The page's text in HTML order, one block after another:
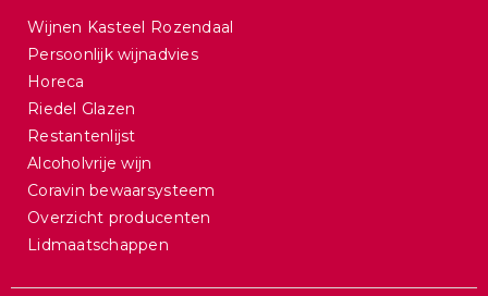
Wijnen Kasteel Rozendaal
Persoonlijk wijnadvies
Horeca
Riedel Glazen
Restantenlijst
Alcoholvrije wijn
Coravin bewaarsysteem
Overzicht producenten
Lidmaatschappen